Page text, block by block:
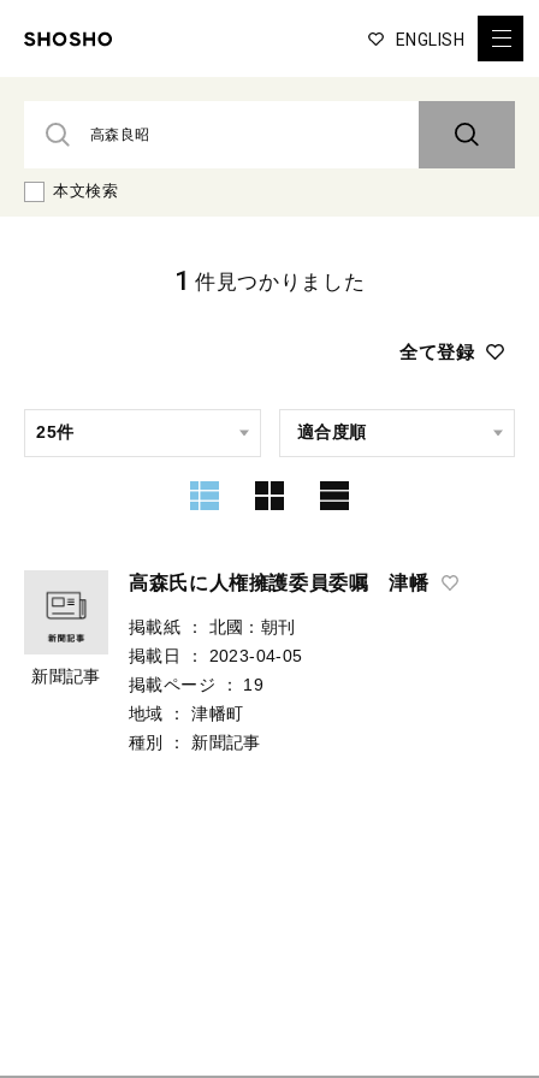
ENGLISH
本文検索
全て登録
1 件見つかりました
新聞記事
高森氏に人権擁護委員委嘱 津幡
掲載紙 ：
北國：朝刊
掲載日
：
2023-04-05
掲載ページ
：
19
地域
：
津幡町
種別
： 新聞記事